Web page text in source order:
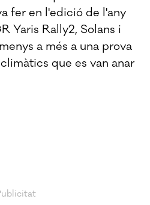
fer en l'edició de l'any
Yaris Rally2, Solans i
a més a una prova
que es van anar